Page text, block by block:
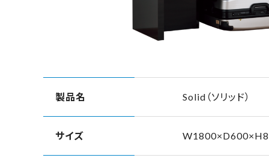
製品名 Solid（ソリッド）
サイズ